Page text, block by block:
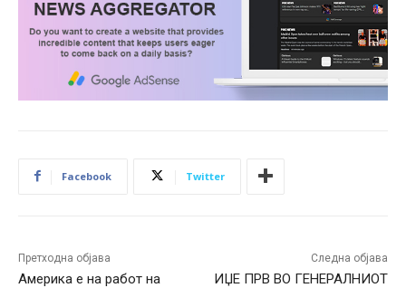
Facebook Twitter
Претходна објава
Америка е на работ на
Следна објава
ИЏЕ ПРВ ВО ГЕНЕРАЛНИОТ